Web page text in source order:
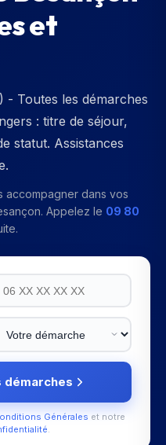
et
- Toutes les démarches
: titre de séjour,
statut. Assistances
accompagner dans vos
. Appelez le 09 80
démarches
Générales et notre
.